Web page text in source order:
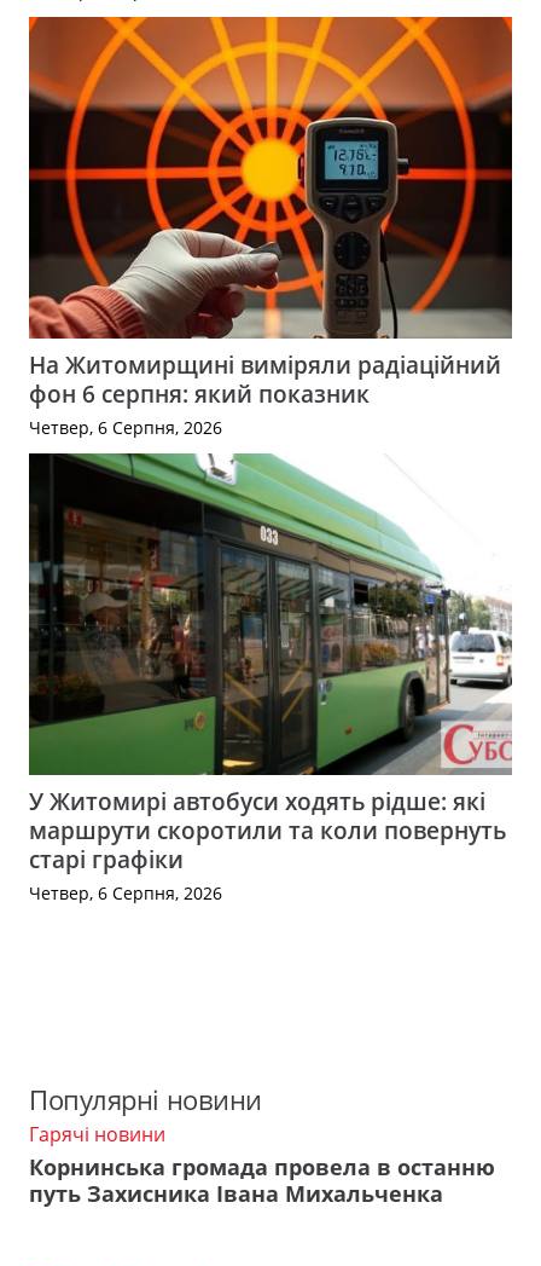
На Житомирщині виміряли радіаційний
фон 6 серпня: який показник
Четвер, 6 Серпня, 2026
У Житомирі автобуси ходять рідше: які
маршрути скоротили та коли повернуть
старі графіки
Четвер, 6 Серпня, 2026
Популярні новини
Гарячі новини
Корнинська громада провела в останню
путь Захисника Івана Михальченка